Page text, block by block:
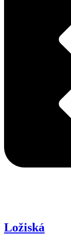
Ložiská